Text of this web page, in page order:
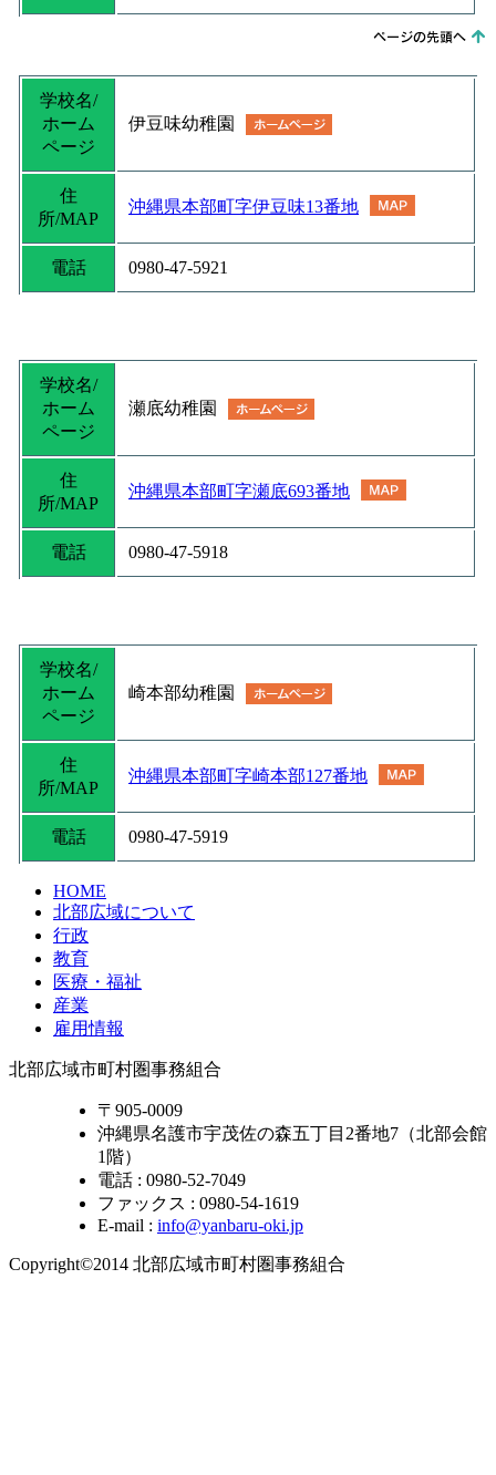
学校名/
ホーム
ページ
伊豆味幼稚園
住
所/MAP
沖縄県本部町字伊豆味13番地
電話 0980-47-5921
学校名/
ホーム
ページ
瀬底幼稚園
住
所/MAP
沖縄県本部町字瀬底693番地
電話 0980-47-5918
学校名/
ホーム
ページ
崎本部幼稚園
住
所/MAP
沖縄県本部町字崎本部127番地
電話 0980-47-5919
HOME
北部広域について
行政
教育
医療・福祉
産業
雇用情報
北部広域市町村圏事務組合
〒905-0009
沖縄県名護市宇茂佐の森五丁目2番地7（北部会館
1階）
電話 : 0980-52-7049
ファックス : 0980-54-1619
E-mail : info@yanbaru-oki.jp
Copyright©2014 北部広域市町村圏事務組合